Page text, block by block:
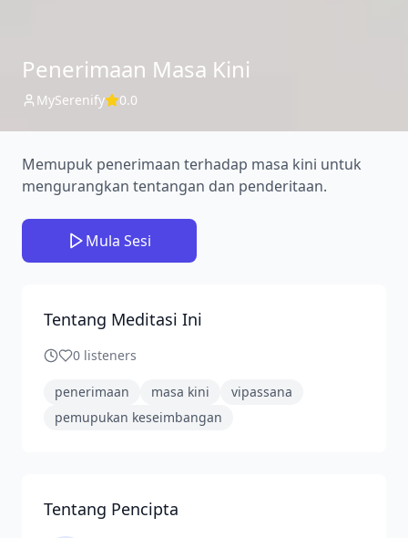
Penerimaan Masa Kini
MySerenify 0.0
Memupuk penerimaan terhadap masa kini untuk
mengurangkan tentangan dan penderitaan.
Mula Sesi
Tentang Meditasi Ini
0 listeners
penerimaan masa kini
vipassana
pemupukan keseimbangan
Tentang Pencipta